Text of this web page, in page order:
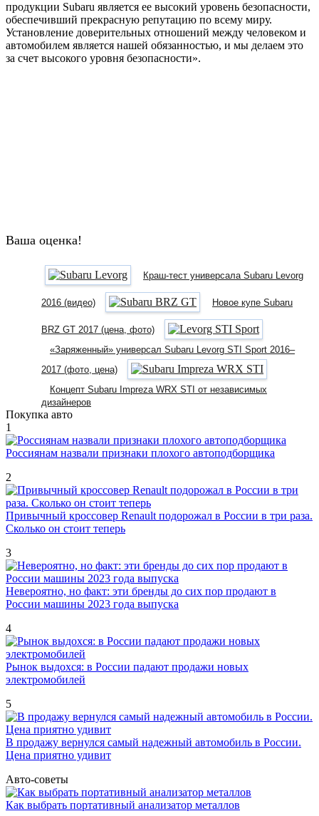
продукции Subaru является ее высокий уровень безопасности,
обеспечивший прекрасную репутацию по всему миру.
Установление доверительных отношений между человеком и
автомобилем является нашей обязанностью, и мы делаем это
за счет высокого уровня безопасности».
Ваша оценка!
Краш-тест универсала Subaru Levorg
2016 (видео) Новое купе Subaru
BRZ GT 2017 (цена, фото)
«Заряженный» универсал Subaru Levorg STI Sport 2016–
2017 (фото, цена)
Концепт Subaru Impreza WRX STI от независимых
дизайнеров
Покупка авто
1
Россиянам назвали признаки плохого автоподборщика
2
Привычный кроссовер Renault подорожал в России в три раза.
Сколько он стоит теперь
3
Невероятно, но факт: эти бренды до сих пор продают в
России машины 2023 года выпуска
4
Рынок выдохся: в России падают продажи новых
электромобилей
5
В продажу вернулся самый надежный автомобиль в России.
Цена приятно удивит
Авто-советы
Как выбрать портативный анализатор металлов